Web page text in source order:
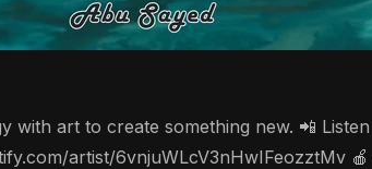
with art to create something new. 📲
artist/6vnjuWLcV3nHwIFeozztMv